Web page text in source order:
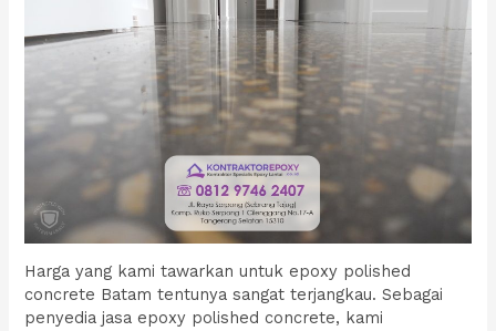
Harga yang kami tawarkan untuk epoxy polished
concrete Batam tentunya sangat terjangkau. Sebagai
penyedia jasa epoxy polished concrete, kami